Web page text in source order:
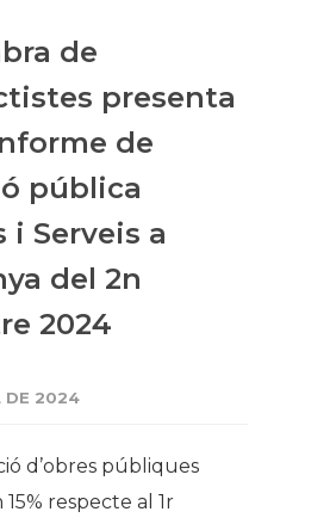
de
presenta
de
pública
i Serveis a
del 2n
2024
DE 2024
d’obres públiques
respecte al 1r